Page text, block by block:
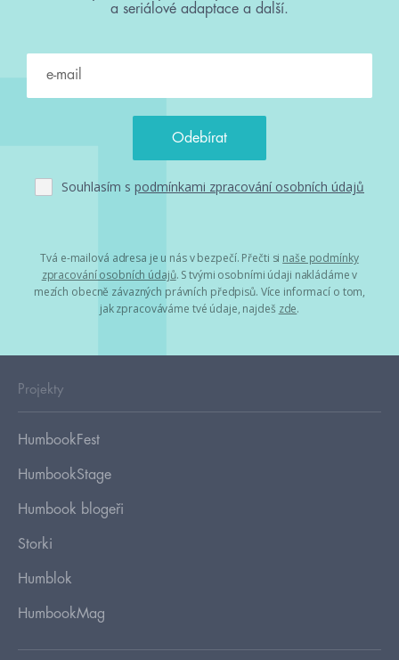
a seriálové adaptace a další.
Souhlasím s podmínkami zpracování osobních údajů
Tvá e-mailová adresa je u nás v bezpečí. Přečti si naše podmínky
zpracování osobních údajů. S tvými osobními údaji nakládáme v
mezích obecně závazných právních předpisů. Více informací o tom,
jak zpracováváme tvé údaje, najdeš zde.
Projekty
HumbookFest
HumbookStage
Humbook blogeři
Storki
Humblok
HumbookMag